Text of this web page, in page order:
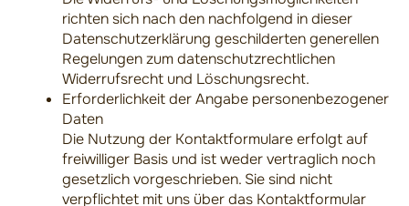
richten sich nach den nachfolgend in dieser
Datenschutzerklärung geschilderten generellen
Regelungen zum datenschutzrechtlichen
Widerrufsrecht und Löschungsrecht.
Erforderlichkeit der Angabe personenbezogener
Daten
Die Nutzung der Kontaktformulare erfolgt auf
freiwilliger Basis und ist weder vertraglich noch
gesetzlich vorgeschrieben. Sie sind nicht
verpflichtet mit uns über das Kontaktformular